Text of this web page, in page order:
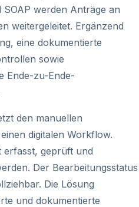
werden Anträge an
weitergeleitet. Ergänzend
eine dokumentierte
sowie
Ende-zu-Ende-
den manuellen
digitalen Workflow.
geprüft und
Der Bearbeitungsstatus
Die Lösung
und dokumentierte